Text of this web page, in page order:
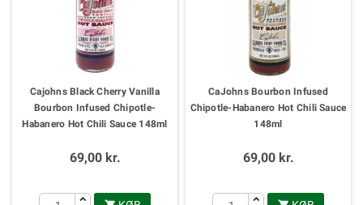
Cajohns Black Cherry Vanilla
Bourbon Infused Chipotle-
Habanero Hot Chili Sauce 148ml
69,00 kr.
CaJohns Bourbon Infused
Chipotle-Habanero Hot Chili Sauce
148ml
69,00 kr.